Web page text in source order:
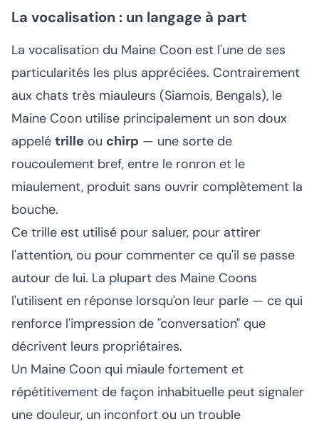
La vocalisation : un langage à part
La vocalisation du Maine Coon est l'une de ses
particularités les plus appréciées. Contrairement
aux chats très miauleurs (Siamois, Bengals), le
Maine Coon utilise principalement un son doux
appelé trille ou chirp — une sorte de
roucoulement bref, entre le ronron et le
miaulement, produit sans ouvrir complètement la
bouche.
Ce trille est utilisé pour saluer, pour attirer
l'attention, ou pour commenter ce qu'il se passe
autour de lui. La plupart des Maine Coons
l'utilisent en réponse lorsqu'on leur parle — ce qui
renforce l'impression de "conversation" que
décrivent leurs propriétaires.
Un Maine Coon qui miaule fortement et
répétitivement de façon inhabituelle peut signaler
une douleur, un inconfort ou un trouble